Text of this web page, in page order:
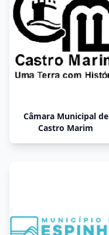
Câmara Municipal de
Castro Marim